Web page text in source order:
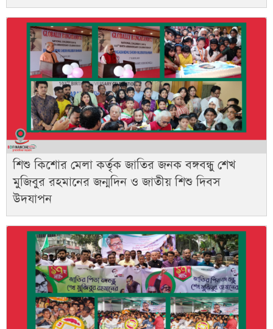
শিশু কিশোর মেলা কর্তৃক জাতির জনক বঙ্গবন্ধু শেখ
মুজিবুর রহমানের জন্মদিন ও জাতীয় শিশু দিবস
উদযাপন